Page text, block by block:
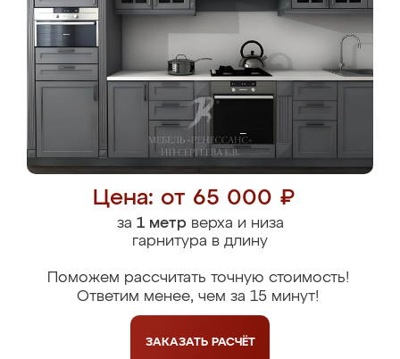
Цена: от 65 000 ₽
за 1 метрверха и низа
гарнитура в длину
Поможем рассчитать точную стоимость!
Ответим менее, чем за 15 минут!
ЗАКАЗАТЬ РАСЧЁТ